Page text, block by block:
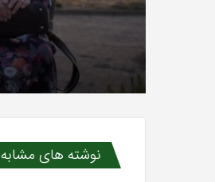
نوشته های مشابه